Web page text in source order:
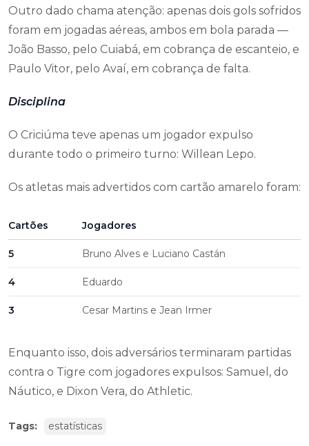
Outro dado chama atenção: apenas dois gols sofridos
foram em jogadas aéreas, ambos em bola parada —
João Basso, pelo Cuiabá, em cobrança de escanteio, e
Paulo Vitor, pelo Avaí, em cobrança de falta.
Disciplina
O Criciúma teve apenas um jogador expulso
durante todo o primeiro turno: Willean Lepo.
Os atletas mais advertidos com cartão amarelo foram:
Cartões Jogadores
5 Bruno Alves e Luciano Castán
4 Eduardo
3 Cesar Martins e Jean Irmer
Enquanto isso, dois adversários terminaram partidas
contra o Tigre com jogadores expulsos: Samuel, do
Náutico, e Dixon Vera, do Athletic.
Tags: estatísticas